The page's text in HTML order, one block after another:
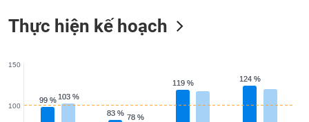
Thực hiện kế hoạch
99 %
99 %
83 %
83 %
119 %
119 % 124 %
124 %
103 %
103 %
78 %
78 %
100
150
Lãnh
đạo
Cổ đông lớn
Tin